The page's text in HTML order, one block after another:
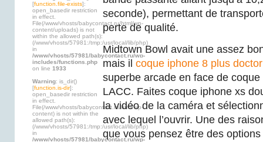
[function.file-exists]:
open_basedir restriction
in effect.
File(/www/vhosts/babycontact.ru/html/wp-
content/uploads) is not
within the allowed path(s):
(/www/vhosts/57981:/tmp:/usr/local/lib/php)
in
/www/vhosts/57981/babycontact.ru/wp-
includes/functions.php
on line 1933
Warning: is_dir()
[function.is-dir]:
open_basedir restriction
in effect.
File(/www/vhosts/babycontact.ru/html/wp-
content) is not within the
allowed path(s):
(/www/vhosts/57981:/tmp:/usr/local/lib/php)
in
/www/vhosts/57981/babycontact.ru/wp-
seconde), permettant de
perte de qualité.
Midtown Bowl avait une assez
mais il coque iphone 8 plus
superbe arcade en face de
LACC. Faites coque iphone xs
la vidéo de la caméra et
avec lequel l’ouvrir. Une des
que vous pensez être des